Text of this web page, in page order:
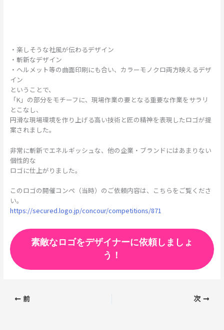
・楽しそうな社風が伝わるデザイン
・斬新なデザイン
・ヘルメット等の曲面印刷にも合い、カラーモノクロ両方映えるデザ
イン
ということで、
「K」の部分をモチーフに、現場作業の要となる重要な作業をサラリ
とこなし、
円滑な現場環境を作り上げる高い技術と匠の精神を表現したロゴが提
案されました。
非常に斬新でエネルギッシュな、他の企業・ブランドにはあまりない
個性的な
ロゴに仕上がりました。
このロゴの開催コンペ（当時）のご依頼内容は、こちらをご覧くださ
い。
https://secured.logo.jp/concour/competitions/871
素敵なロゴをデザイナーに依頼しましょ
う！
前 次